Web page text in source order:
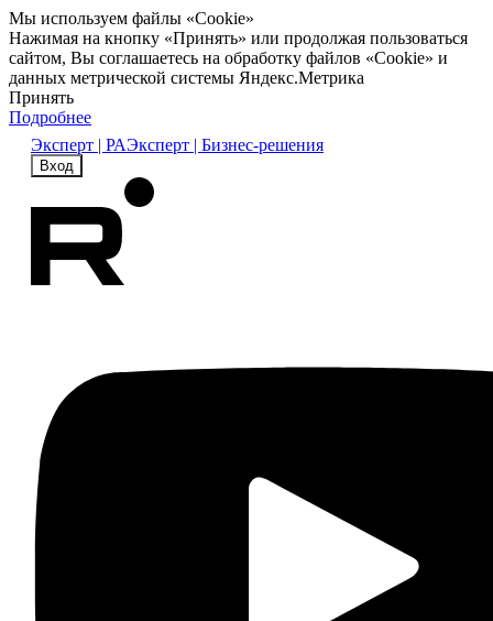
Мы используем файлы «Cookie»
Нажимая на кнопку «Принять» или продолжая пользоваться
сайтом, Вы соглашаетесь на обработку файлов «Cookie» и
данных метрической системы Яндекс.Метрика
Принять
Подробнее
Эксперт | РАЭксперт | Бизнес-решения
Вход